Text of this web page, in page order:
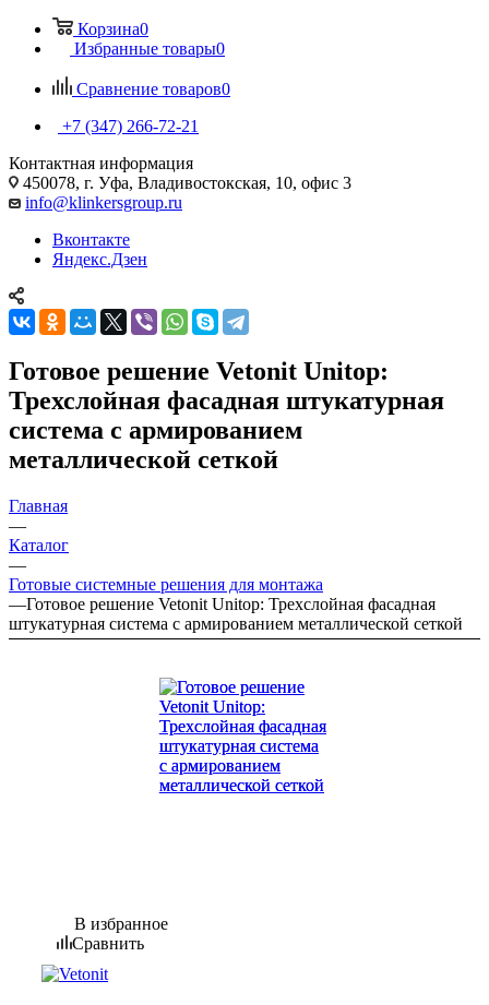
Корзина0
Избранные товары0
Сравнение товаров0
+7 (347) 266-72-21
Контактная информация
450078, г. Уфа, Владивостокская, 10, офис 3
info@klinkersgroup.ru
Вконтакте
Яндекс.Дзен
Готовое решение Vetonit Unitop:
Трехслойная фасадная штукатурная
система c армированием
металлической сеткой
Главная
—
Каталог
—
Готовые системные решения для монтажа
—Готовое решение Vetonit Unitop: Трехслойная фасадная
штукатурная система c армированием металлической сеткой
В избранное
Сравнить